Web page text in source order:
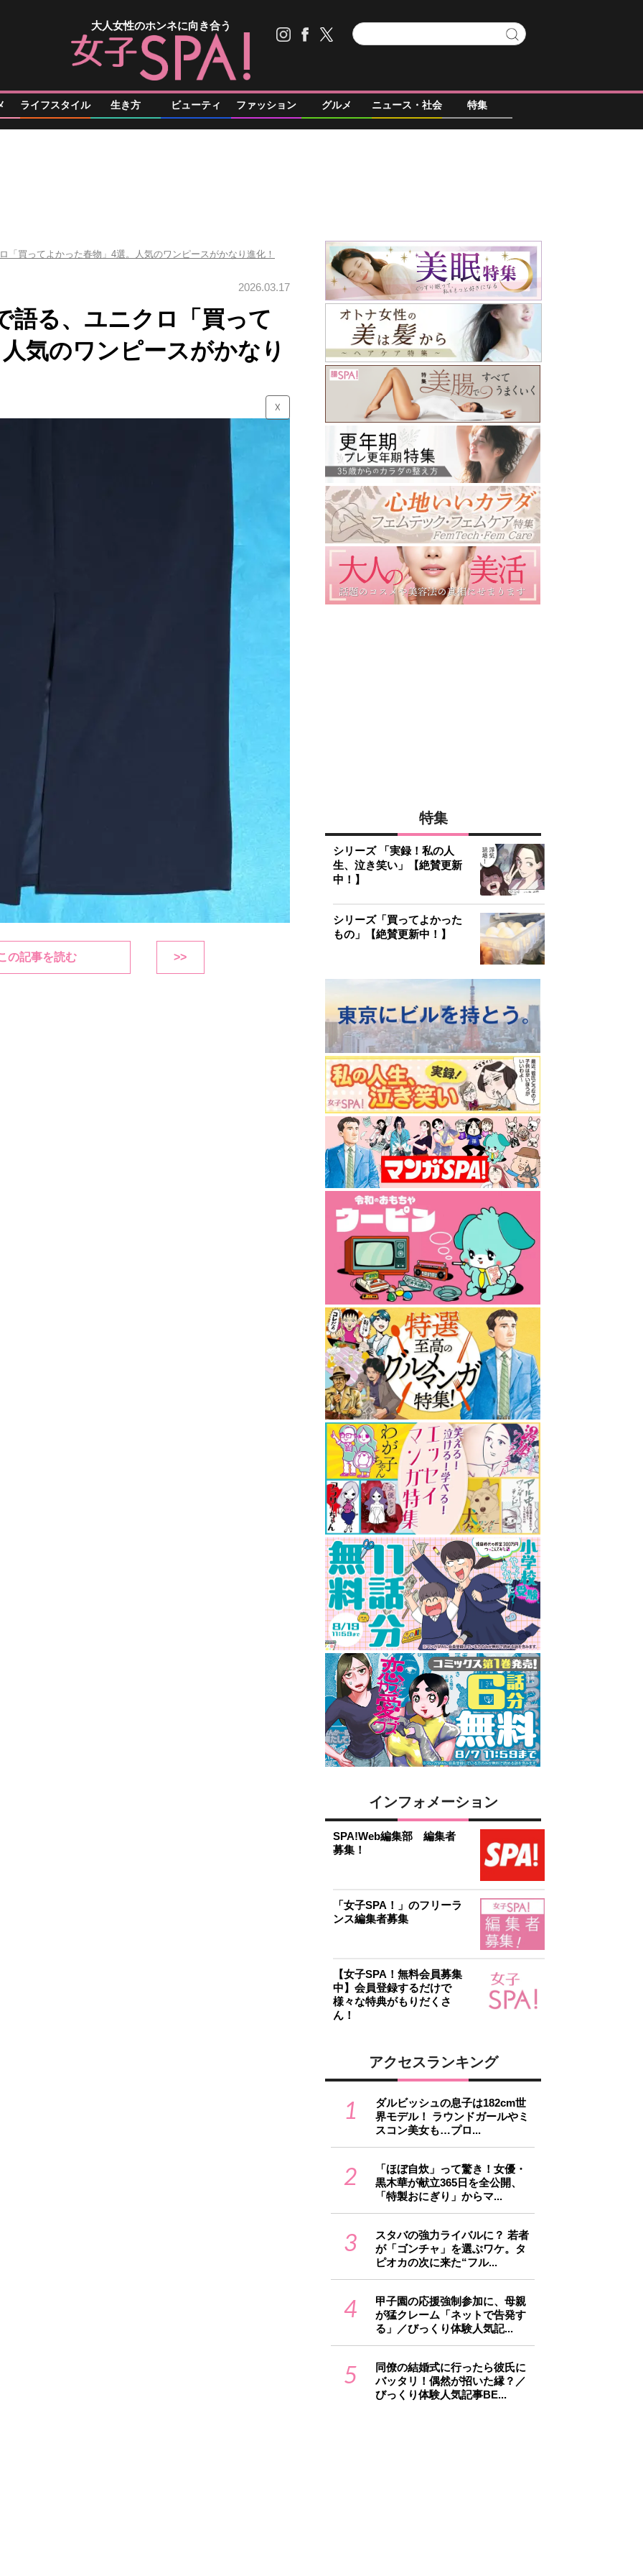
大人女性のホンネに向き合う
ライフスタイル 生き方 ビューティ ファッション グルメ ニュース・社会 特集
「買ってよかった春物」4選。人気のワンピースがかなり進化！
2026.03.17
語る、ユニクロ「買って
気のワンピースがかなり
☓
の記事を読む >>
特集
シリーズ 「実録！私の人
生、泣き笑い」【絶賛更新
中！】
シリーズ「買ってよかった
もの」【絶賛更新中！】
インフォメーション
SPA!Web編集部 編集者
募集！
「女子SPA！」のフリーラ
ンス編集者募集
【女子SPA！無料会員募集
中】会員登録するだけで
様々な特典がもりだくさ
ん！
アクセスランキング
1
ダルビッシュの息子は182cm世
界モデル！ ラウンドガールやミ
スコン美女も…プロ...
2
「ほぼ自炊」って驚き！女優・
黒木華が献立365日を全公開、
「特製おにぎり」からマ...
3
スタバの強力ライバルに？ 若者
が「ゴンチャ」を選ぶワケ。タ
ピオカの次に来た“フル...
4
甲子園の応援強制参加に、母親
が猛クレーム「ネットで告発す
る」／びっくり体験人気記...
5
同僚の結婚式に行ったら彼氏に
バッタリ！偶然が招いた縁？／
びっくり体験人気記事BE...